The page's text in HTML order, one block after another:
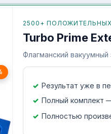
2500+
Turbo Prime
Флагманский
Результат уже в
Полный комплект
Полностью